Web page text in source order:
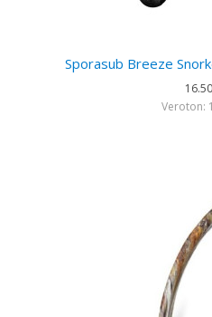
Sporasub Breeze
Veroton: